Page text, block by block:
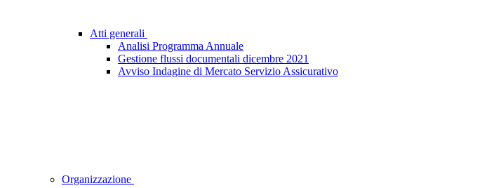
Atti generali
Analisi Programma Annuale
Gestione flussi documentali dicembre 2021
Avviso Indagine di Mercato Servizio Assicurativo
Organizzazione